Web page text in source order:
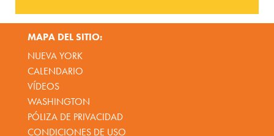
MAPA DEL SITIO:
NUEVA YORK
CALENDARIO
VÍDEOS
WASHINGTON
PÓLIZA DE PRIVACIDAD
CONDICIONES DE USO